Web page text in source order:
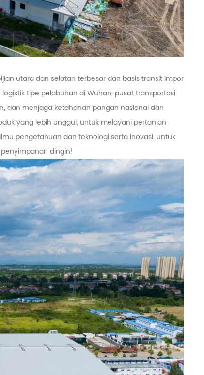
utara dan selatan terbesar dan basis transit impor
tipe pelabuhan di Wuhan, pusat transportasi
dan menjaga ketahanan pangan nasional dan
yang lebih unggul, untuk melayani pertanian
pengetahuan dan teknologi serta inovasi, untuk
dingin!